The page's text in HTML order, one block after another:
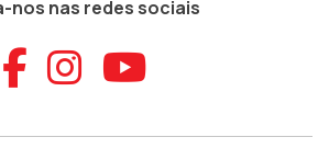
nos nas redes sociais
Aceder ao
Aceder ao
Aceder